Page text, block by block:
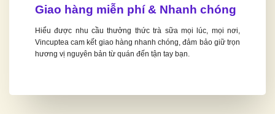
Giao hàng miễn phí & Nhanh chóng
Hiểu được nhu cầu thưởng thức trà sữa mọi lúc, mọi nơi,
Vincuptea cam kết giao hàng nhanh chóng, đảm bảo giữ trọn
hương vị nguyên bản từ quán đến tận tay bạn.